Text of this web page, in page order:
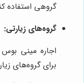
گروهی استفاده
گروه‌های زیارتی:
اجاره مینی
برای گروه‌های